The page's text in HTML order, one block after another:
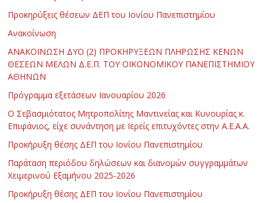
Προκηρύξεις θέσεων ΔΕΠ του Ιονίου Πανεπιστημίου
Ανακοίνωση
ΑΝΑΚΟΙΝΩΣΗ ΔΥΟ (2) ΠΡΟΚΗΡΥΞΕΩΝ ΠΛΗΡΩΣΗΣ ΚΕΝΩΝ
ΘΕΣΕΩΝ ΜΕΛΩΝ Δ.Ε.Π. ΤΟΥ ΟΙΚΟΝΟΜΙΚΟΥ ΠΑΝΕΠΙΣΤΗΜΙΟΥ
ΑΘΗΝΩΝ
Πρόγραμμα εξετάσεων Ιανουαρίου 2026
Ο Σεβασμιότατος Μητροπολίτης Μαντινείας και Κυνουρίας κ.
Επιφάνιος, είχε συνάντηση με Ιερείς επιτυχόντες στην Α.Ε.Α.Α.
Προκήρυξη θέσης ΔΕΠ του Ιονίου Πανεπιστημίου
Παράταση περιόδου δηλώσεων και διανομών συγγραμμάτων
Χειμερινού Εξαμήνου 2025-2026
Προκήρυξη θέσης ΔΕΠ του Ιονίου Πανεπιστημίου